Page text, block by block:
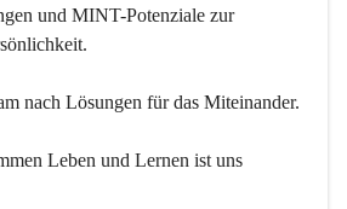
und MINT-Potenziale zur
nach Lösungen für das Miteinander.
Leben und Lernen ist uns